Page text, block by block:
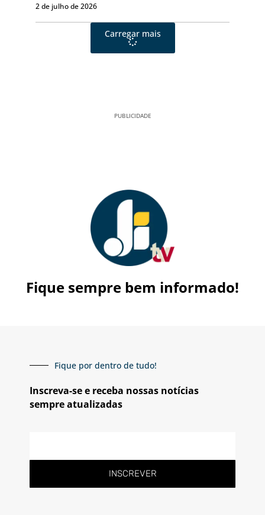
2 de julho de 2026
Carregar mais
PUBLICIDADE
Fique sempre bem informado!
Fique por dentro de tudo!
Inscreva-se e receba nossas notícias
sempre atualizadas
INSCREVER